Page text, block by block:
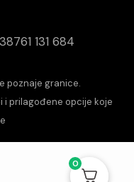
131 684
poznaje granice.
i prilagođene opcije koje
0